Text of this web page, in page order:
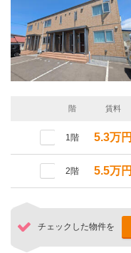
階 賃料
1階 5.3万円
2階 5.5万円
チェックした物件を